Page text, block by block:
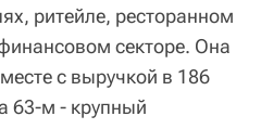
ритейле, ресторанном
секторе. Она
с выручкой в 186
63-м - крупный